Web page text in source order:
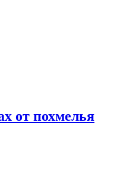
от похмелья